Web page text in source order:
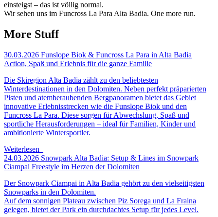
einsteigst – das ist völlig normal.
Wir sehen uns im Funcross La Para Alta Badia. One more run.
More Stuff
30.03.2026 Funslope Biok & Funcross La Para in Alta Badia
Action, Spaß und Erlebnis für die ganze Familie
Die Skiregion Alta Badia zählt zu den beliebtesten
Winterdestinationen in den Dolomiten. Neben perfekt präparierten
Pisten und atemberaubenden Bergpanoramen bietet das Gebiet
innovative Erlebnisstrecken wie die Funslope Biok und den
Funcross La Para. Diese sorgen für Abwechslung, Spaß und
sportliche Herausforderungen – ideal für Familien, Kinder und
ambitionierte Wintersportler.
Weiterlesen
24.03.2026 Snowpark Alta Badia: Setup & Lines im Snowpark
Ciampai Freestyle im Herzen der Dolomiten
Der Snowpark Ciampai in Alta Badia gehört zu den vielseitigsten
Snowparks in den Dolomiten.
Auf dem sonnigen Plateau zwischen Piz Sorega und La Fraina
gelegen, bietet der Park ein durchdachtes Setup für jedes Level.